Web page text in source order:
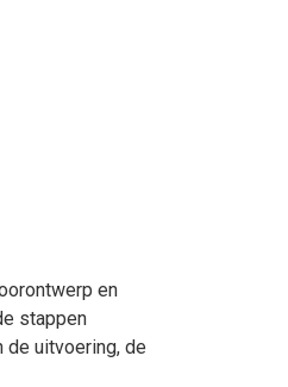
en
stappen
de uitvoering, de